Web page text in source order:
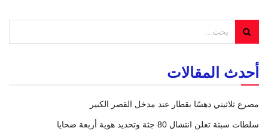
أحدث المقالات
مصرع ثلاثيني دهسًا بقطار عند مدخل القصر الكبير
سلطات سبتة تعلن انتشال 80 جثة وتحديد هوية أربعة ضحايا